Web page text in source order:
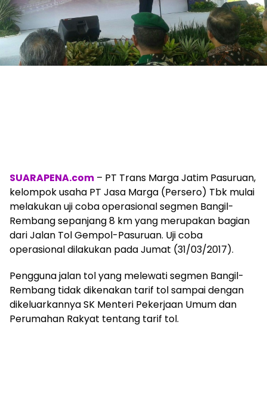
SUARAPENA.com – PT Trans Marga Jatim Pasuruan,
kelompok usaha PT Jasa Marga (Persero) Tbk mulai
melakukan uji coba operasional segmen Bangil-
Rembang sepanjang 8 km yang merupakan bagian
dari Jalan Tol Gempol-Pasuruan. Uji coba
operasional dilakukan pada Jumat (31/03/2017).
Pengguna jalan tol yang melewati segmen Bangil-
Rembang tidak dikenakan tarif tol sampai dengan
dikeluarkannya SK Menteri Pekerjaan Umum dan
Perumahan Rakyat tentang tarif tol.